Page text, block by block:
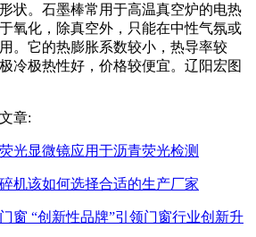
状。石墨棒常用于高温真空炉的电热
氧化，除真空外，只能在中性气氛或
。它的热膨胀系数较小，热导率较
冷极热性好，价格较便宜。辽阳宏图
章:
光显微镜应用于沥青荧光检测
机该如何选择合适的生产厂家
窗 “创新性品牌”引领门窗行业创新升